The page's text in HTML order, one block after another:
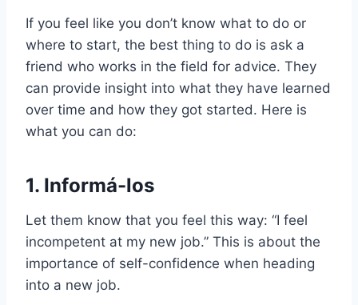
If you feel like you don’t know what to do or
where to start, the best thing to do is ask a
friend who works in the field for advice. They
can provide insight into what they have learned
over time and how they got started. Here is
what you can do:
1. Informá-los
Let them know that you feel this way: “I feel
incompetent at my new job.” This is about the
importance of self-confidence when heading
into a new job.